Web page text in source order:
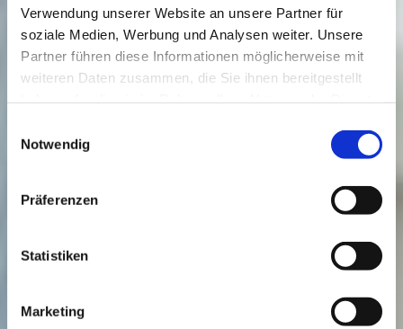
Verwendung unserer Website an unsere Partner für
soziale Medien, Werbung und Analysen weiter. Unsere
Partner führen diese Informationen möglicherweise mit
weiteren Daten zusammen, die Sie ihnen bereitgestellt
Notwendig
Präferenzen
Statistiken
Marketing